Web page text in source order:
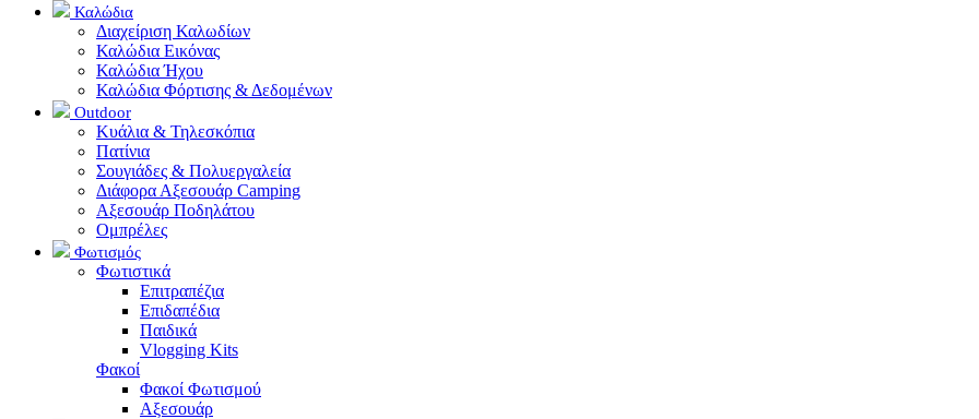
Καλώδια
Διαχείριση Καλωδίων
Καλώδια Εικόνας
Καλώδια Ήχου
Καλώδια Φόρτισης & Δεδομένων
Outdoor
Κυάλια & Τηλεσκόπια
Πατίνια
Σουγιάδες & Πολυεργαλεία
Διάφορα Αξεσουάρ Camping
Αξεσουάρ Ποδηλάτου
Ομπρέλες
Φωτισμός
Φωτιστικά
Επιτραπέζια
Επιδαπέδια
Παιδικά
Vlogging Kits
Φακοί
Φακοί Φωτισμού
Αξεσουάρ